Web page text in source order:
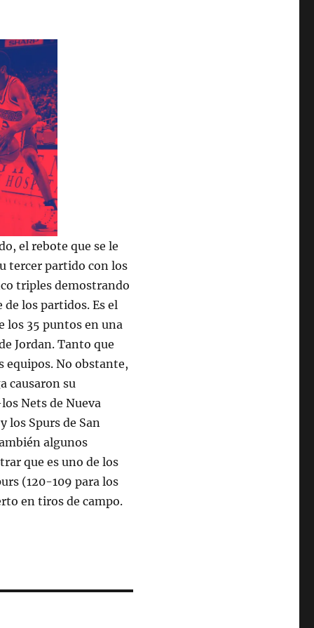
el rebote que se le
tercer partido con los
triples demostrando
los partidos. Es el
los 35 puntos en una
Jordan. Tanto que
equipos. No obstante,
causaron su
Nets de Nueva
los Spurs de San
algunos
que es uno de los
(120-109 para los
en tiros de campo.